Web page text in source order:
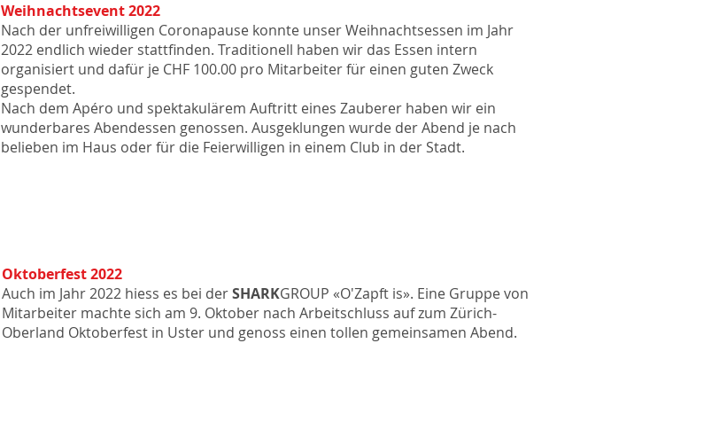
Weihnachtsevent 2022
Nach der unfreiwilligen Coronapause konnte unser Weihnachtsessen im Jahr
2022 endlich wieder stattfinden. Traditionell haben wir das Essen intern
organisiert und dafür je CHF 100.00 pro Mitarbeiter für einen guten Zweck
gespendet.
Nach dem Apéro und spektakulärem Auftritt eines Zauberer haben wir ein
wunderbares Abendessen genossen. Ausgeklungen wurde der Abend je nach
belieben im Haus oder für die Feierwilligen in einem Club in der Stadt.
Oktoberfest 2022
Auch im Jahr 2022 hiess es bei derSHARKGROUP «O'Zapft is». Eine Gruppe von
Mitarbeiter machte sich am 9. Oktober nach Arbeitschluss auf zum Zürich-
Oberland Oktoberfest in Uster und genoss einen tollen gemeinsamen Abend.